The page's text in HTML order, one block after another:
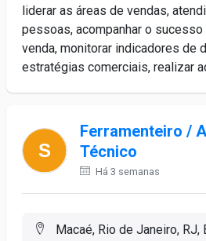
liderar as áreas de vendas,
pessoas, acompanhar o
venda, monitorar indicadores de
estratégias comerciais, realizar
Ferramenteiro /
Técnico
Há 3 semanas
Macaé, Rio de Janeiro, RJ,